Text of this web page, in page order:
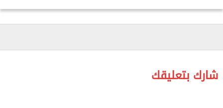
رسوم بشكل دائم.
توقيع الاتفاق. فقد أكد نائب وزير الخارجية الإيراني أن
شارك بتعليقك